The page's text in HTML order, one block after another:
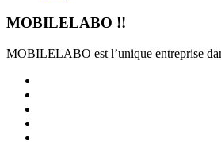
MOBILELABO !!
MOBILELABO est l’unique entreprise